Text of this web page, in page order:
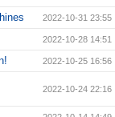
2022-10-31 23:55
2022-10-28 14:51
2022-10-25 16:56
2022-10-24 22:16